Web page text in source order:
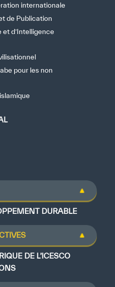
internationale
de Publication
d’Intelligence
pour les non
DURABLE
DE L’ICESCO